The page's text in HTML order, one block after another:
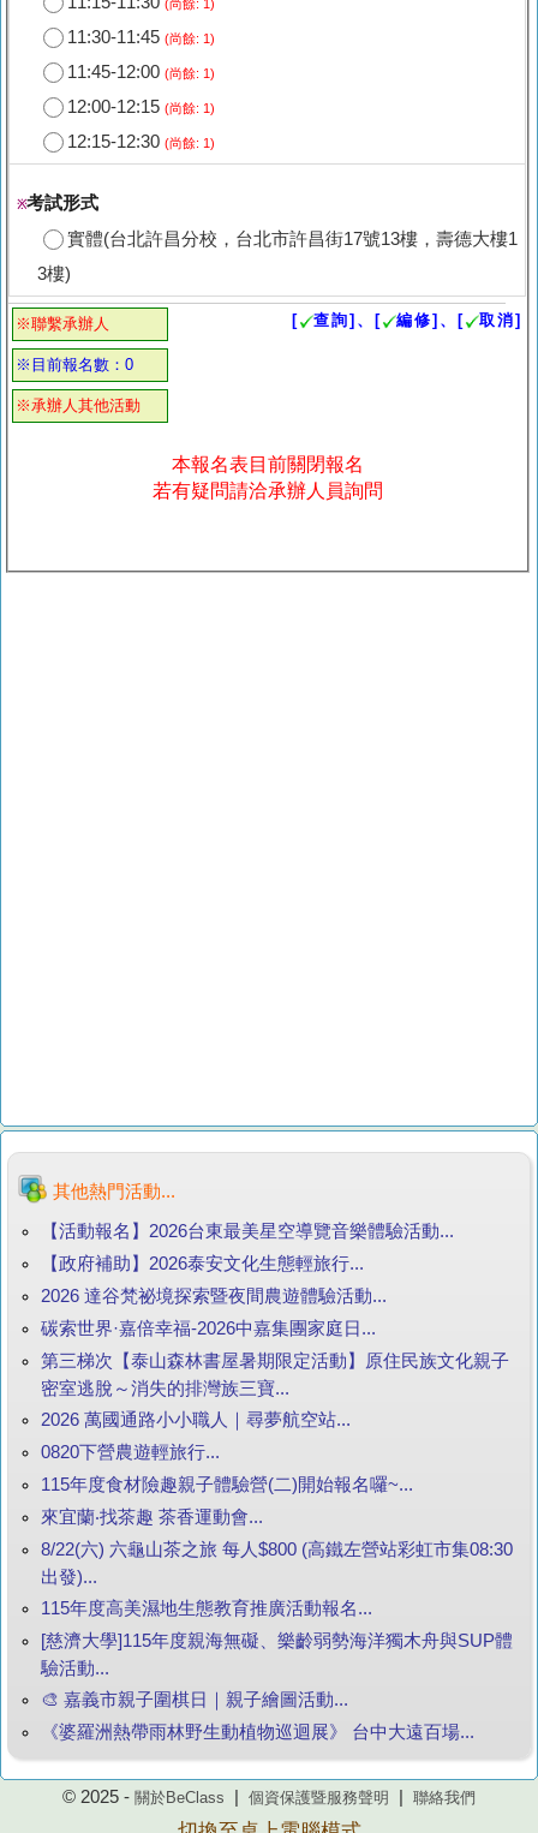
(尚餘: 1)
11:30-11:45 (尚餘: 1)
11:45-12:00 (尚餘: 1)
12:00-12:15 (尚餘: 1)
12:15-12:30 (尚餘: 1)
※考試形式
實體(台北許昌分校，台北市許昌街17號13樓，壽德大樓1
3樓)
※聯繫承辦人
※目前報名數：0
※承辦人其他活動
[ 查詢]、[ 編修]、[ 取消]
本報名表目前關閉報名
若有疑問請洽承辦人員詢問
其他熱門活動...
【活動報名】2026台東最美星空導覽音樂體驗活動...
【政府補助】2026泰安文化生態輕旅行...
2026 達谷梵祕境探索暨夜間農遊體驗活動...
碳索世界·嘉倍幸福-2026中嘉集團家庭日...
第三梯次【泰山森林書屋暑期限定活動】原住民族文化親子
密室逃脫～消失的排灣族三寶...
2026 萬國通路小小職人｜尋夢航空站...
0820下營農遊輕旅行...
115年度食材險趣親子體驗營(二)開始報名囉~...
來宜蘭‧找茶趣 茶香運動會...
8/22(六) 六龜山茶之旅 每人$800 (高鐵左營站彩虹市集08:30
出發)...
115年度高美濕地生態教育推廣活動報名...
[慈濟大學]115年度親海無礙、樂齡弱勢海洋獨木舟與SUP體
驗活動...
🎨 嘉義市親子圍棋日｜親子繪圖活動...
《婆羅洲熱帶雨林野生動植物巡迴展》 台中大遠百場...
© 2025 - 關於BeClass 個資保護暨服務聲明 聯絡我們